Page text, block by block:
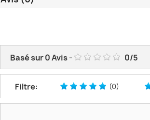
Basé sur0Avis- 0/5
Filtre: (0)